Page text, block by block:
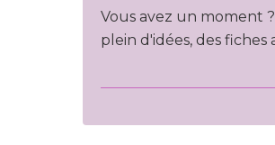
Vous avez un moment
plein d'idées, des